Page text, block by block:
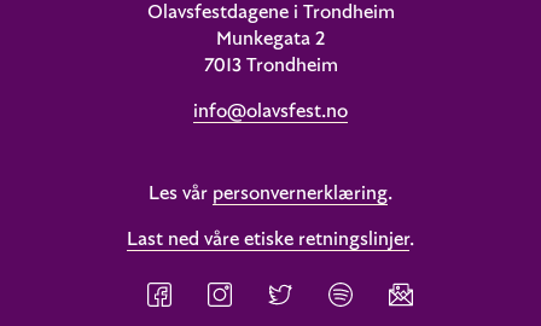
Olavsfestdagene i Trondheim
Munkegata 2
7013 Trondheim
info@olavsfest.no
Les vår personvernerklæring.
Last ned våre etiske retningslinjer.